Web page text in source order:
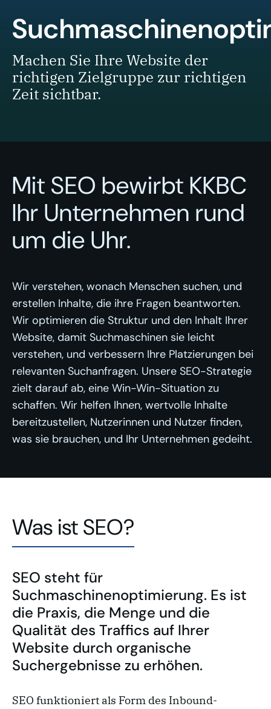
Machen Sie Ihre Website der
richtigen Zielgruppe zur richtigen
Zeit sichtbar.
Mit SEO bewirbt KKBC
Ihr Unternehmen rund
um die Uhr.
Wir verstehen, wonach Menschen suchen, und
erstellen Inhalte, die ihre Fragen beantworten.
Wir optimieren die Struktur und den Inhalt Ihrer
Website, damit Suchmaschinen sie leicht
verstehen, und verbessern Ihre Platzierungen bei
relevanten Suchanfragen. Unsere SEO-Strategie
zielt darauf ab, eine Win-Win-Situation zu
schaffen. Wir helfen Ihnen, wertvolle Inhalte
bereitzustellen, Nutzerinnen und Nutzer finden,
was sie brauchen, und Ihr Unternehmen gedeiht.
Was ist SEO?
SEO steht für
Suchmaschinenoptimierung. Es ist
die Praxis, die Menge und die
Qualität des Traffics auf Ihrer
Website durch organische
Suchergebnisse zu erhöhen.
SEO funktioniert als Form des Inbound-